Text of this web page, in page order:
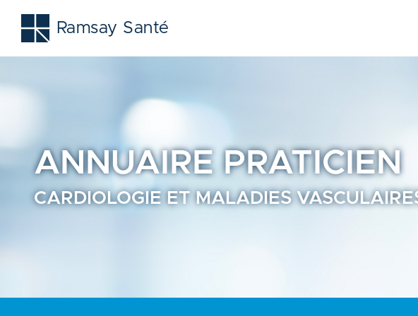
Ramsay Santé
ANNUAIRE PRATICIEN
CARDIOLOGIE ET MALADIES